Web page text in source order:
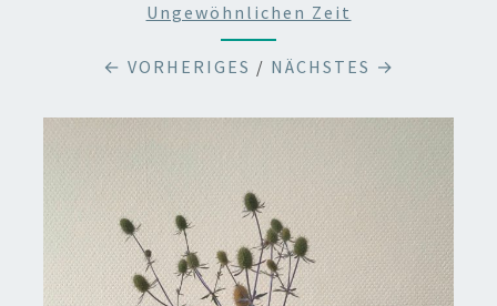
Ungewöhnlichen Zeit
← VORHERIGES / NÄCHSTES →